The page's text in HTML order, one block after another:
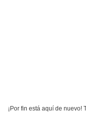
¡Por fin está aquí de